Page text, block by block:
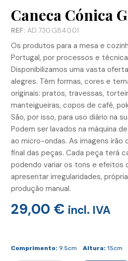
Caneca Cónica
REF: AD.730.G840.01
Os produtos para a mesa e
Portugal, por processos e
Disponibilizamos uma vasta
alegres. Têm formas, cores e
originais: pratos, travessas,
manteigueiras, copos de café,
São, por isso, para uso diário na
Podem ser lavados na máquina
ao micro-ondas. As imagens irão
final das peças. Cada peça terá
podendo variar os tons e efeitos
apresentar irregularidades,
produção manual.
29,00 € incl. IVA
Comprimento: 9.5cm Altura: 15cm
Caneca